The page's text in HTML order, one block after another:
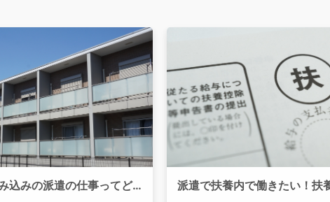
寮付き・住み込みの派遣の仕事ってどんなものがある？寮付き派遣の魅力とは